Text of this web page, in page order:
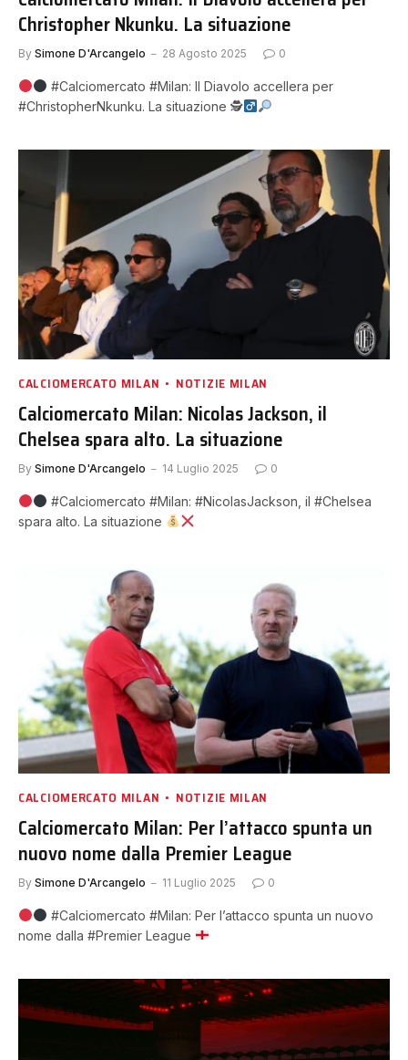
Christopher Nkunku. La situazione
By Simone D'Arcangelo 28 Agosto 2025 0
#Calciomercato #Milan: Il Diavolo accellera per
#ChristopherNkunku. La situazione 🕵‍
CALCIOMERCATO MILAN NOTIZIE MILAN
Calciomercato Milan: Nicolas Jackson, il
Chelsea spara alto. La situazione
By Simone D'Arcangelo 14 Luglio 2025 0
#Calciomercato #Milan: #NicolasJackson, il #Chelsea
spara alto. La situazione
CALCIOMERCATO MILAN NOTIZIE MILAN
Calciomercato Milan: Per l’attacco spunta un
nuovo nome dalla Premier League
By Simone D'Arcangelo 11 Luglio 2025 0
#Calciomercato #Milan: Per l’attacco spunta un nuovo
nome dalla #Premier League